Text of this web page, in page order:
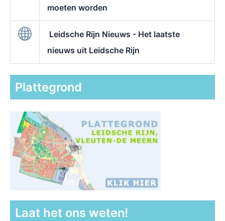
moeten worden
Leidsche Rijn Nieuws - Het laatste
nieuws uit Leidsche Rijn
Plattegrond
Laat het ons weten!